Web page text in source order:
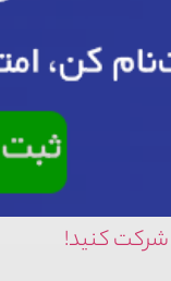
شرکت کنید!